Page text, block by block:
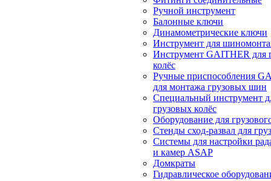
Ручной инструмент
Балонные ключи
Динамометрические ключи
Инструмент для
Инструмент GAITHER для
колёс
Ручные приспособления
для монтажа грузовых шин
Специальный инструмент
грузовых колёс
Оборудование для
Стенды сход-развал для
Системы для настройки
и камер ASAP
Домкраты
Гидравлическое